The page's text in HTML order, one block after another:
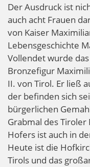
Der Ausdruck ist
auch acht Frauen
von Kaiser
Lebensgeschichte
Vollendet wurde
Bronzefigur
II. von Tirol. Er ließ
der befinden sich
bürgerlichen
Grabmal des
Hofers ist auch in
Heute ist die
Tirols und das